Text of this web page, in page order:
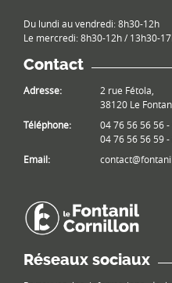
Du lundi au vendredi: 8h30-12h
Le mercredi: 8h30-12h / 13h30-
Contact
Adresse:
2 rue Fétola,
38120 Le
Téléphone:
04 76 56 56 56
04 76 56 56 59 -
Email:
Réseaux sociaux